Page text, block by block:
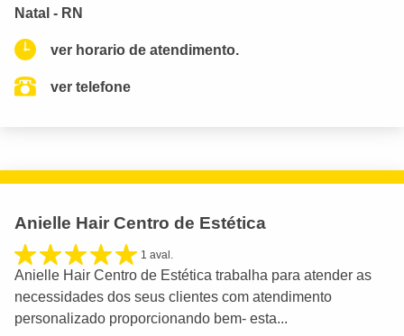
Natal - RN
ver horario de atendimento.
ver telefone
Anielle Hair Centro de Estética
1 aval.
Anielle Hair Centro de Estética trabalha para atender as
necessidades dos seus clientes com atendimento
personalizado proporcionando bem- esta...